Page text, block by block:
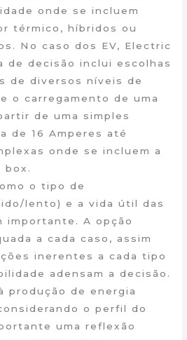
onde se incluem
térmico, híbridos ou
No caso dos EV, Electric
de decisão inclui escolhas
de diversos níveis de
o carregamento de uma
de uma simples
de 16 Amperes até
onde se incluem a
box.
o tipo de
lento) e a vida útil das
importante. A opção
a cada caso, assim
inerentes a cada tipo
adensam a decisão.
produção de energia
o perfil do
uma reflexão